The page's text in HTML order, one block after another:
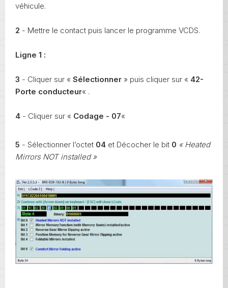
véhicule.
2 - Mettre le contact puis lancer le programme VCDS.
Ligne 1 :
3 - Cliquer sur « Sélectionner » puis cliquer sur « 42-
Porte conducteur« .
4 - Cliquer sur « Codage - 07«
5 - Sélectionner l’octet 04 et Décocher le bit 0 « Heated
Mirrors NOT installed »